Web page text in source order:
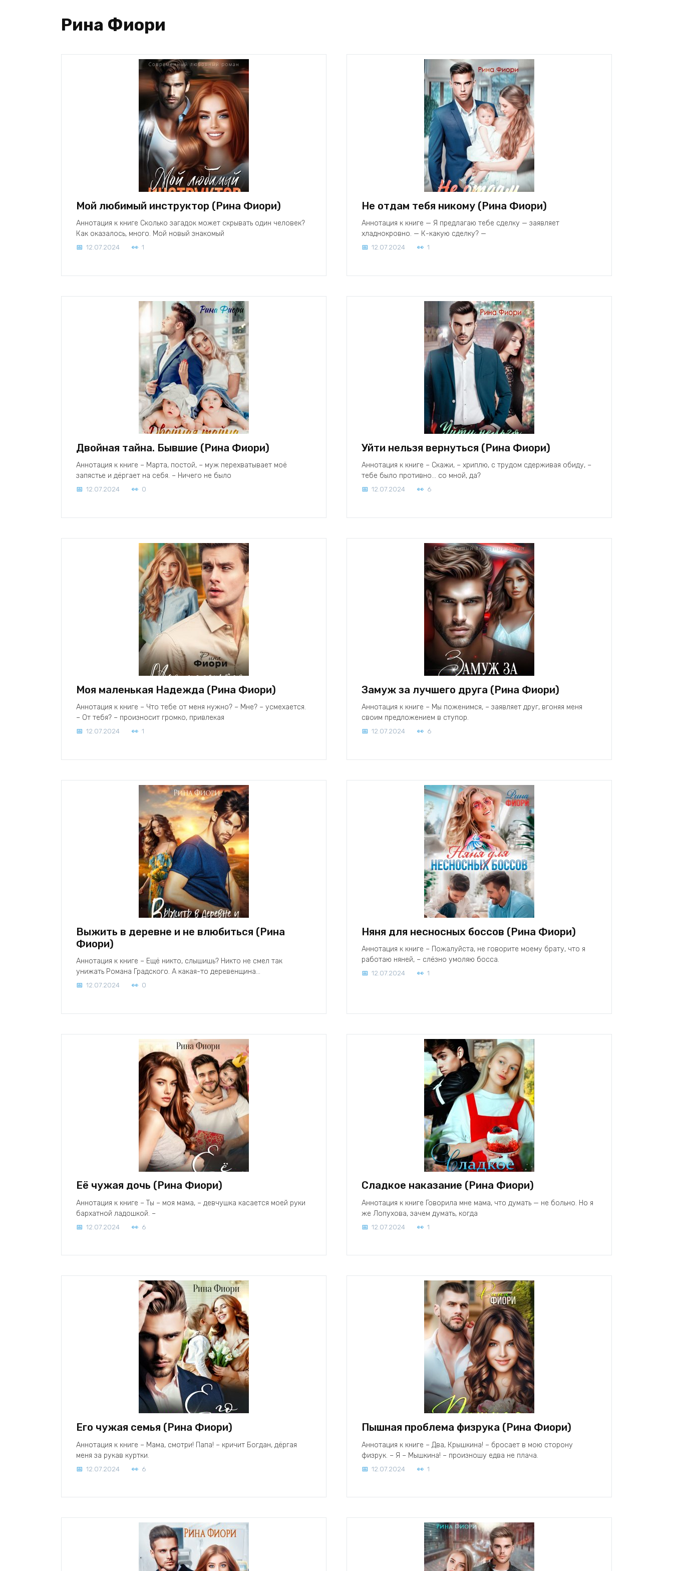
Рина Фиори
Мой любимый инструктор (Рина Фиори)
Аннотация к книге Сколько загадок может скрывать один человек?
Как оказалось, много. Мой новый знакомый
12.07.2024 1
Не отдам тебя никому (Рина Фиори)
Аннотация к книге — Я предлагаю тебе сделку — заявляет
хладнокровно. — К-какую сделку? —
12.07.2024 1
Двойная тайна. Бывшие (Рина Фиори)
Аннотация к книге – Марта, постой, – муж перехватывает моё
запястье и дёргает на себя. – Ничего не было
12.07.2024 0
Уйти нельзя вернуться (Рина Фиори)
Аннотация к книге – Скажи, – хриплю, с трудом сдерживая обиду, –
тебе было противно… со мной, да?
12.07.2024 6
Моя маленькая Надежда (Рина Фиори)
Аннотация к книге – Что тебе от меня нужно? – Мне? – усмехается.
– От тебя? – произносит громко, привлекая
12.07.2024 1
Замуж за лучшего друга (Рина Фиори)
Аннотация к книге – Мы поженимся, – заявляет друг, вгоняя меня
своим предложением в ступор.
12.07.2024 6
Выжить в деревне и не влюбиться (Рина
Фиори)
Аннотация к книге – Ещё никто, слышишь? Никто не смел так
унижать Романа Градского. А какая-то деревенщина…
12.07.2024 0
Няня для несносных боссов (Рина Фиори)
Аннотация к книге – Пожалуйста, не говорите моему брату, что я
работаю няней, – слёзно умоляю босса.
12.07.2024 1
Её чужая дочь (Рина Фиори)
Аннотация к книге – Ты – моя мама, – девчушка касается моей руки
бархатной ладошкой. –
12.07.2024 6
Сладкое наказание (Рина Фиори)
Аннотация к книге Говорила мне мама, что думать — не больно. Но я
же Лопухова, зачем думать, когда
12.07.2024 1
Его чужая семья (Рина Фиори)
Аннотация к книге – Мама, смотри! Папа! – кричит Богдан, дёргая
меня за рукав куртки.
12.07.2024 6
Пышная проблема физрука (Рина Фиори)
Аннотация к книге – Два, Крышкина! – бросает в мою сторону
физрук. – Я – Мышкина! – произношу едва не плача.
12.07.2024 1